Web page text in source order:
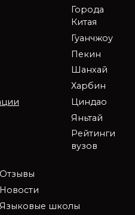
Города
Китая
Гуанчжоу
Пекин
Шанхай
Харбин
Циндао
Яньтай
Рейтинги
вузов
Отзывы
Новости
Языковые школы